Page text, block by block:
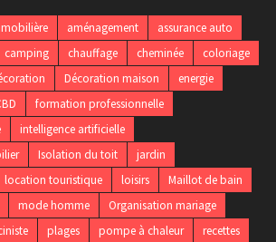
aménagement
assurance auto
camping chauffage cheminée
coloriage
Décoration maison
energie
formation professionnelle
intelligence artificielle
Isolation du toit
jardin
location touristique loisirs
Maillot de bain
mode homme
Organisation mariage
plages pompe à chaleur
recettes